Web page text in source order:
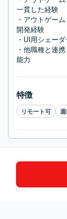
一貫した経験
・アウトゲー
開発経験
・UI用シェー
・他職種と連
能力
特徴
リモート可